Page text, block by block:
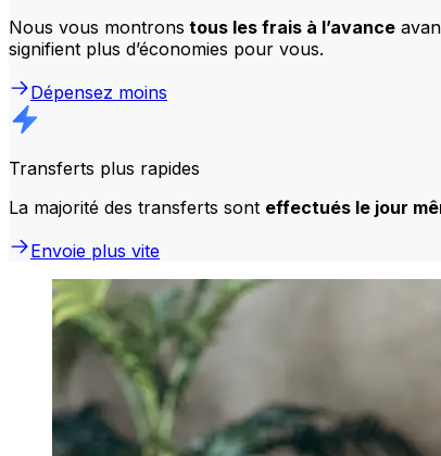
Nous vous montrons tous les frais à l’avance
signifient plus d’économies pour vous.
Dépensez moins
Transferts plus rapides
La majorité des transferts sont effectués le jour
Envoie plus vite